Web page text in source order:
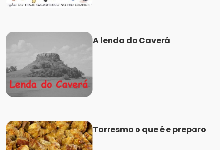
A lenda do Caverá
Torresmo o que é e preparo